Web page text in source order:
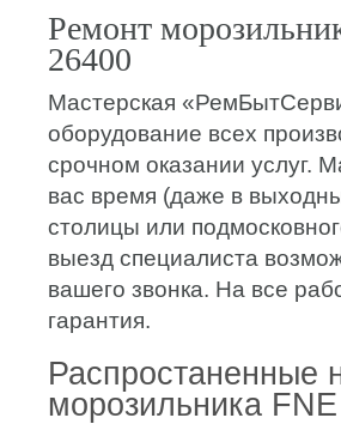
Ремонт
26400
Мастерская
оборудование всех
срочном оказании услуг.
вас время (даже в
столицы или
выезд специалиста
вашего звонка. На все
гарантия.
Распростаненные
морозильника